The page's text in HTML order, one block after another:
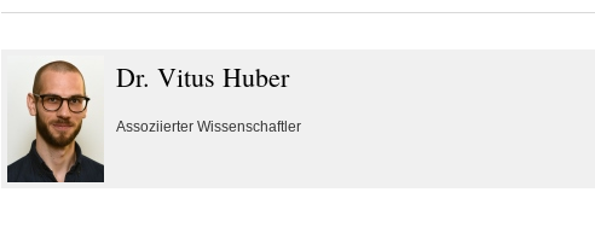
Dr. Vitus Huber
Assoziierter Wissenschaftler